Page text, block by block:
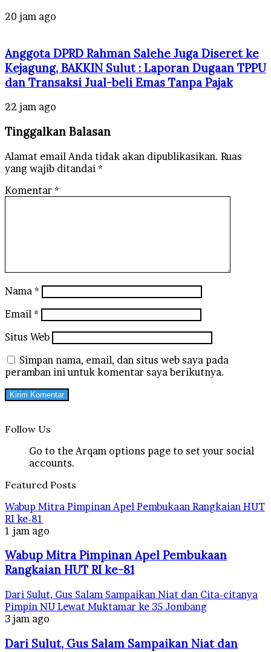
20 jam ago
Anggota DPRD Rahman Salehe Juga Diseret ke
Kejagung, BAKKIN Sulut : Laporan Dugaan TPPU
dan Transaksi Jual-beli Emas Tanpa Pajak
22 jam ago
Tinggalkan Balasan
Alamat email Anda tidak akan dipublikasikan. Ruas
yang wajib ditandai *
Komentar *
Nama *
Email *
Situs Web
Simpan nama, email, dan situs web saya pada
peramban ini untuk komentar saya berikutnya.
Follow Us
Go to the Arqam options page to set your social
accounts.
Featured Posts
Wabup Mitra Pimpinan Apel Pembukaan Rangkaian HUT
RI ke-81
1 jam ago
Wabup Mitra Pimpinan Apel Pembukaan
Rangkaian HUT RI ke-81
Dari Sulut, Gus Salam Sampaikan Niat dan Cita-citanya
Pimpin NU Lewat Muktamar ke 35 Jombang
3 jam ago
Dari Sulut, Gus Salam Sampaikan Niat dan